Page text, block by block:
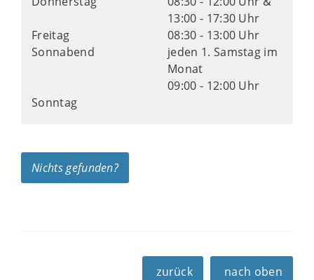
13:00 - 17:30 Uhr
Freitag
08:30 - 13:00 Uhr
Sonnabend
jeden 1. Samstag im
Monat
09:00 - 12:00 Uhr
Sonntag
Nichts gefunden?
zurück nach oben